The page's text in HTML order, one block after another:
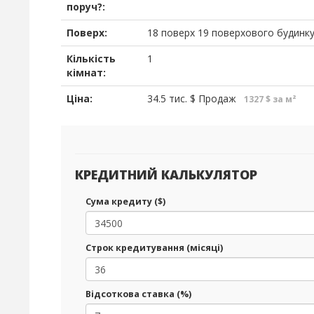
поруч?:
Поверх:
18 поверх 19 поверхового будинку
Кількість
кімнат:
1
Ціна: 34.5 тис. $ Продаж 1327 $ за м²
КРЕДИТНИЙ КАЛЬКУЛЯТОР
Сума кредиту ($)
Строк кредитування (місяці)
Відсоткова ставка (%)